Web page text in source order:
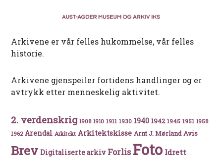
Arkivene er vår felles hukommelse, vår felles
historie.
Arkivene gjenspeiler fortidens handlinger og er
avtrykk etter menneskelig aktivitet.
2. verdenskrig 1908 1910 1911 1930 1940 1942 1945 1951 1958
1962 Arendal Arkitekt Arkitektskisse Arnt J. Mørland Avis
Brev Digitaliserte arkiv Forlis Foto Idrett